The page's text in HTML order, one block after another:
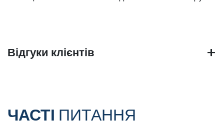
Відгуки клієнтів
ЧАСТІ ПИТАННЯ